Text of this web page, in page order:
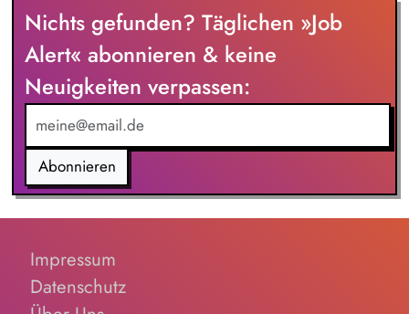
Nichts gefunden? Täglichen »Job
Alert« abonnieren & keine
Neuigkeiten verpassen:
Abonnieren
Impressum
Datenschutz